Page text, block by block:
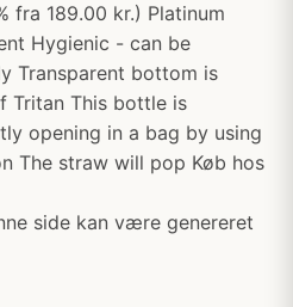
fra 189.00 kr.) Platinum
Hygienic - can be
Transparent bottom is
Tritan This bottle is
opening in a bag by using
The straw will pop Køb hos
side kan være genereret